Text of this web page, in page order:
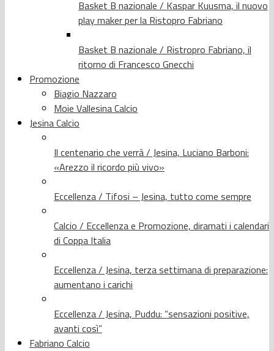
Basket B nazionale / Kaspar Kuusma, il nuovo
play maker per la Ristopro Fabriano
Basket B nazionale / Ristropro Fabriano, il
ritorno di Francesco Gnecchi
Promozione
Biagio Nazzaro
Moie Vallesina Calcio
Jesina Calcio
Il centenario che verrà / Jesina, Luciano Barboni:
«Arezzo il ricordo più vivo»
Eccellenza / Tifosi – Jesina, tutto come sempre
Calcio / Eccellenza e Promozione, diramati i calendari
di Coppa Italia
Eccellenza / Jesina, terza settimana di preparazione:
aumentano i carichi
Eccellenza / Jesina, Puddu: “sensazioni positive,
avanti così”
Fabriano Calcio